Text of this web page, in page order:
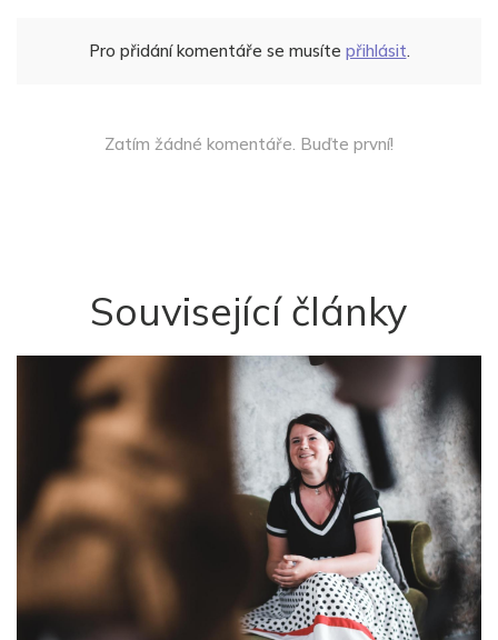
Pro přidání komentáře se musíte přihlásit.
Zatím žádné komentáře. Buďte první!
Související články